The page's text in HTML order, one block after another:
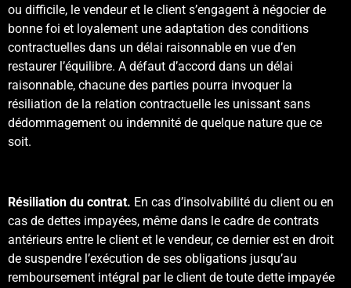
ou difficile, le vendeur et le client s’engagent à négocier de
bonne foi et loyalement une adaptation des conditions
contractuelles dans un délai raisonnable en vue d’en
restaurer l’équilibre. A défaut d’accord dans un délai
raisonnable, chacune des parties pourra invoquer la
résiliation de la relation contractuelle les unissant sans
dédommagement ou indemnité de quelque nature que ce
soit.
Résiliation du contrat. En cas d’insolvabilité du client ou en
cas de dettes impayées, même dans le cadre de contrats
antérieurs entre le client et le vendeur, ce dernier est en droit
de suspendre l’exécution de ses obligations jusqu’au
remboursement intégral par le client de toute dette impayée